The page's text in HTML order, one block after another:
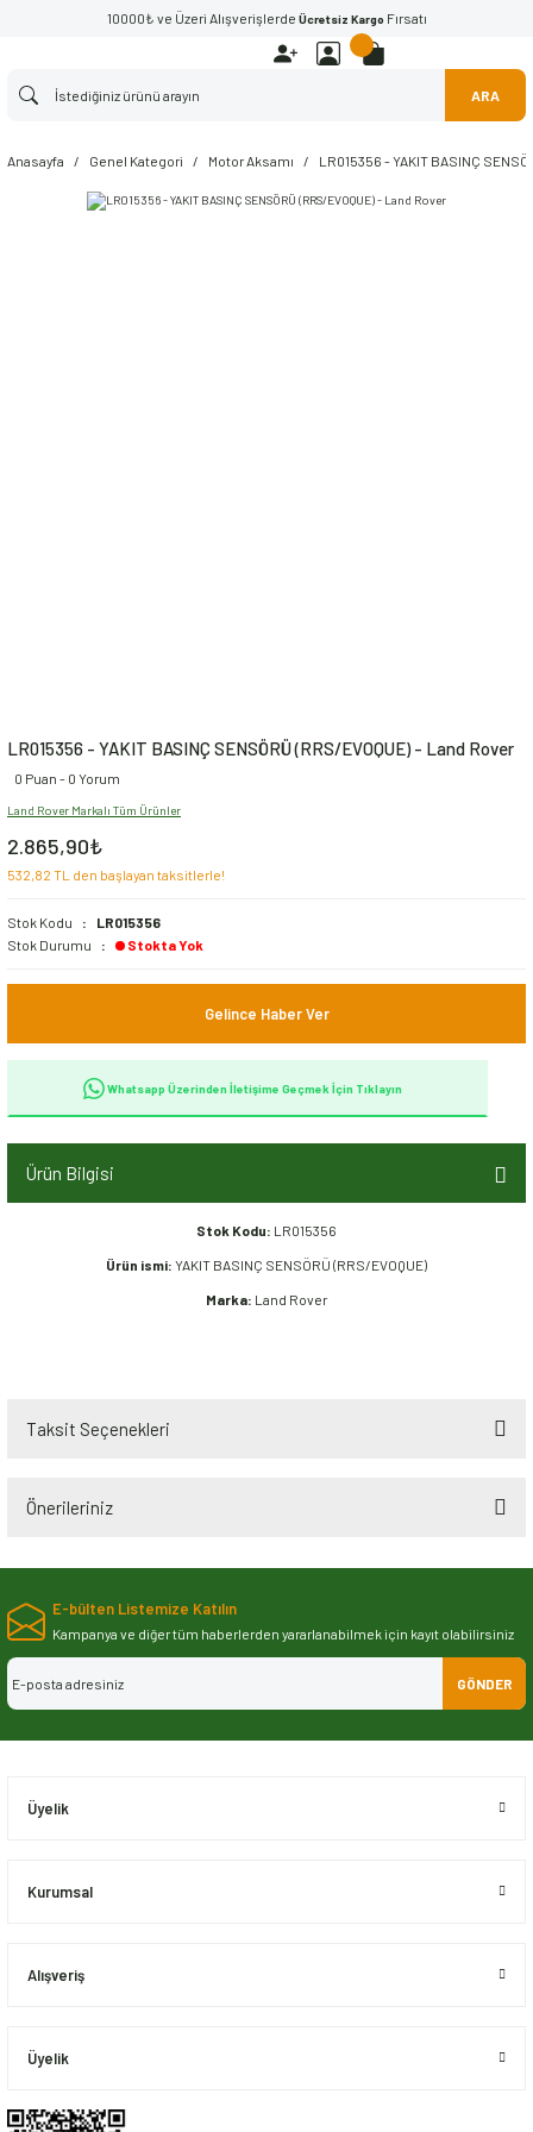
10000₺ ve Üzeri Alışverişlerde Ücretsiz Kargo Fırsatı
ARA
Anasayfa Genel Kategori Motor Aksamı LR015356 - YAKIT BASINÇ
LR015356 - YAKIT BASINÇ SENSÖRÜ (RRS/EVOQUE) - Land Rover
0 Puan - 0 Yorum
Land Rover Markalı Tüm Ürünler
2.865,90₺
532,82 TL den başlayan taksitlerle!
Stok Kodu
LR015356
Stok Durumu
Stokta Yok
Gelince Haber Ver
Whatsapp Üzerinden İletişime Geçmek İçin Tıklayın
Ürün Bilgisi
Stok Kodu: LR015356
Ürün ismi: YAKIT BASINÇ SENSÖRÜ (RRS/EVOQUE)
Marka: Land Rover
Taksit Seçenekleri
Önerileriniz
Bu ürünün fiyat bilgisi, resim, ürün açıklamalarında ve diğer konularda
iletebilirsiniz.
Görüş ve önerileriniz için teşekkür ederiz.
Ürün resmi kalitesiz, bozuk veya görüntülenemiyor.
E-bülten Listemize Katılın
Kampanya ve diğer tüm haberlerden yararlanabilmek için kayıt olabilirsiniz
GÖNDER
Üyelik
Kurumsal
Alışveriş
Üyelik